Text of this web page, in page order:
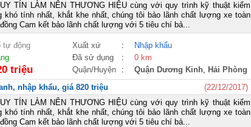
TÍN LÀM NÊN THƯƠNG HIỆU cùng với quy trình kỹ thuật kiểm
khó tính nhất, khắt khe nhất, chúng tôi bảo lãnh chất lượng xe toàn
Cam kết bảo lãnh chất lượng với 5 tiêu chí bả...
tự động Xuất xứ :
Nhập khẩu
Đã sử dụng :
0 km
triệu Quận/Huyện : Quận Dương Kinh, Hải Phòng
nhập khẩu, giá 820 triệu
(22/12/2017)
TÍN LÀM NÊN THƯƠNG HIỆU cùng với quy trình kỹ thuật kiểm
khó tính nhất, khắt khe nhất, chúng tôi bảo lãnh chất lượng xe toàn
Cam kết bảo lãnh chất lượng với 5 tiêu chí bả...